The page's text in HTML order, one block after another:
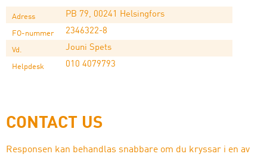
Adress PB 79, 00241 Helsingfors
FO-nummer 2346322-8
Vd. Jouni Spets
Helpdesk 010 4079793
CONTACT US
Responsen kan behandlas snabbare om du kryssar i en av